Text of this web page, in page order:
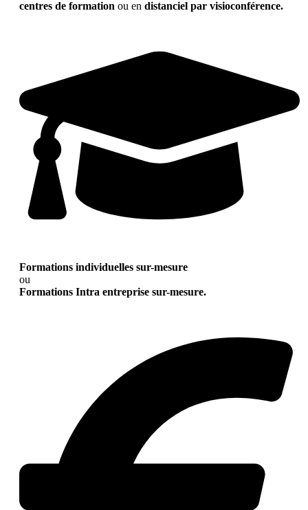
centres de formation ou en distanciel par visioconférence.
Formations individuelles sur-mesure
ou
Formations Intra entreprise sur-mesure.